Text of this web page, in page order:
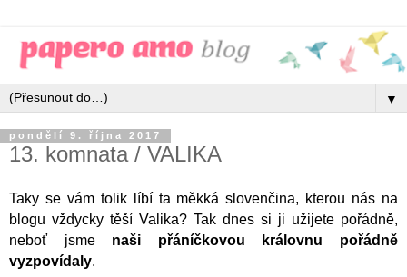
▼
pondělí 9. října 2017
13. komnata / VALIKA
Taky se vám tolik líbí ta měkká slovenčina, kterou nás na
blogu vždycky těší Valika? Tak dnes si ji užijete pořádně,
neboť jsmenaši přáníčkovou královnu pořádně
vyzpovídaly.